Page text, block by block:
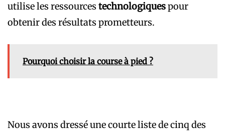
utilise les ressources technologiquespour
obtenir des résultats prometteurs.
Pourquoi choisir la course à pied ?
Nous avons dressé une courte liste de cinq des